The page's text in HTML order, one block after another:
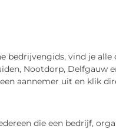
bedrijvengids, vind je
Nootdorp, Delfgauw
aannemer uit en klik
die een bedrijf,